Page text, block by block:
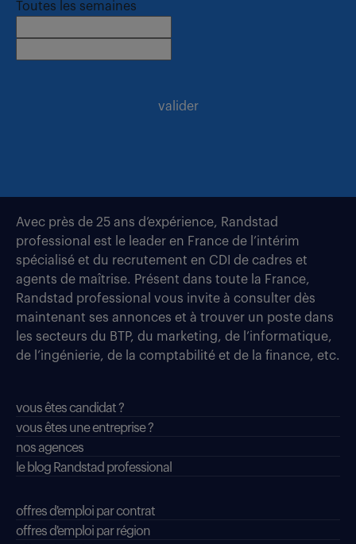
Toutes les semaines
valider
Avec près de 25 ans d’expérience, Randstad
professional est le leader en France de l’intérim
spécialisé et du recrutement en CDI de cadres et
agents de maîtrise. Présent dans toute la France,
Randstad professional vous invite à consulter dès
maintenant ses annonces et à trouver un poste dans
les secteurs du BTP, du marketing, de l’informatique,
de l’ingénierie, de la comptabilité et de la finance, etc.
vous êtes candidat ?
vous êtes une entreprise ?
nos agences
le blog Randstad professional
offres d'emploi par contrat
offres d'emploi par région